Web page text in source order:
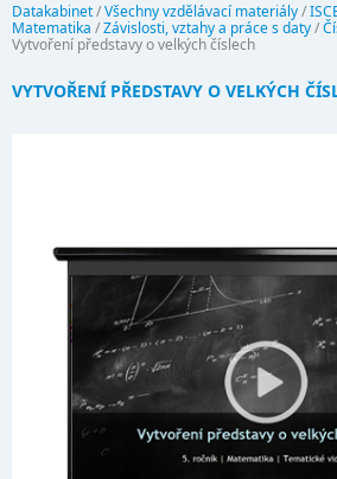
Datakabinet/Všechny vzdělávací materiály/
Matematika /Závislosti, vztahy a práce s daty/
Vytvoření představy o velkých číslech
VYTVOŘENÍ PŘEDSTAVY O VELKÝCH